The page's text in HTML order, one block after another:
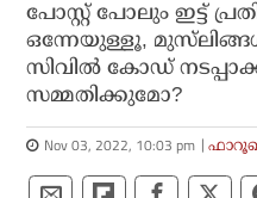
പോസ്റ്റ് പോലും ഇട്ട്
ഒന്നേയുള്ളൂ,
സിവില്‍ കോഡ്
സമ്മതിക്കുമോ?
Nov 03, 2022, 10:03 pm